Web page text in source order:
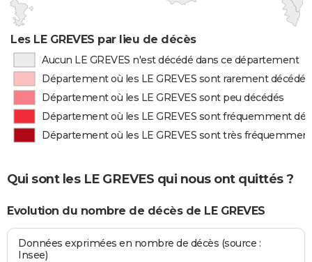
Les LE GREVES par lieu de décès
Aucun LE GREVES n'est décédé dans ce département
Département où les LE GREVES sont rarement décédés
Département où les LE GREVES sont peu décédés
Département où les LE GREVES sont fréquemment
Département où les LE GREVES sont très
Qui sont les LE GREVES qui nous ont quittés ?
Evolution du nombre de décès de LE GREVES
Données exprimées en nombre de décès (source :
Insee)